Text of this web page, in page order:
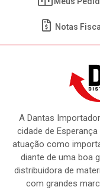
Notas
A Dantas
cidade de
atuação como
diante de uma boa
distribuidora de
com grandes